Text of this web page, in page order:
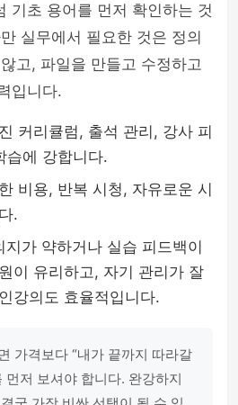
기초 용어를 먼저 확인하는 것
실무에서 필요한 것은 정의
고, 파일을 만들고 수정하고
입니다.
커리큘럼, 출석 관리, 강사 피
습에 강합니다.
비용, 반복 시청, 자유로운 시
.
지가 약하거나 실습 피드백이
이 유리하고, 자기 관리가 잘
강의도 효율적입니다.
가격보다 “내가 끝까지 따라갈
먼저 보셔야 합니다. 완강하지